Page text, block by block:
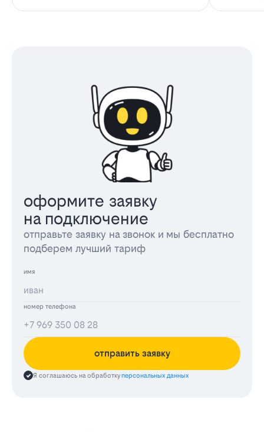
оформите заявку
на подключение
отправьте заявку на звонок и мы бесплатно
подберем лучший тариф
имя
номер телефона
отправить заявку
Я соглашаюсь на обработкуперсональных данных